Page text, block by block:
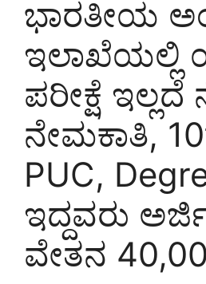
ಭಾರತೀಯ
ಇಲಾಖೆಯಲ್ಲಿ
ಪರೀಕ್ಷೆ ಇಲ್ಲದೆ
ನೇಮಕಾತಿ,
PUC,
ಇದ್ದವರು
ವೇತನ